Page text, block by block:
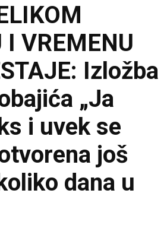
I VREMENU
Izložba
„Ja
i uvek se
još
dana u